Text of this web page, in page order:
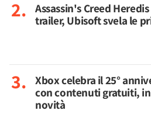
Assassin's Creed
trailer, Ubisoft svela le
Xbox celebra il 25°
con contenuti gratuiti,
novità